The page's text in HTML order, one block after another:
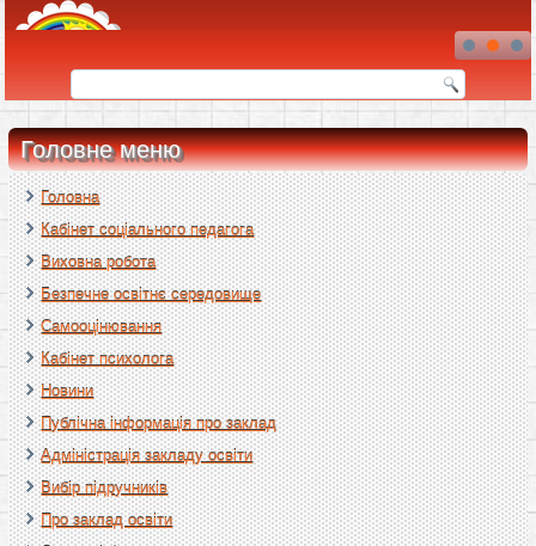
Головне меню
Головна
Кабінет соціального педагога
Виховна робота
Безпечне освітнє середовище
Самооцінювання
Кабінет психолога
Новини
Публічна інформація про заклад
Адміністрація закладу освіти
Вибір підручників
Про заклад освіти